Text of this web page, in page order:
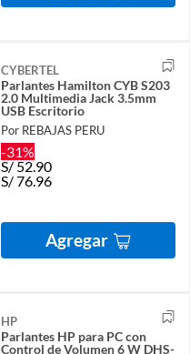
CYBERTEL
Parlantes Hamilton CYB S203
2.0 Multimedia Jack 3.5mm
USB Escritorio
Por REBAJAS PERU
-31%
S/ 52.90
S/76.96
Agregar
HP
Parlantes HP para PC con
Control de Volumen 6 W DHS-